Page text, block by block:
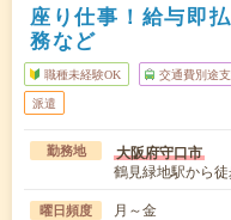
座り仕事！給与即
務など
職種未経験OK 交通費別途
派遣
勤務地 大阪府守口市
鶴見緑地駅から
曜日頻度 月～金